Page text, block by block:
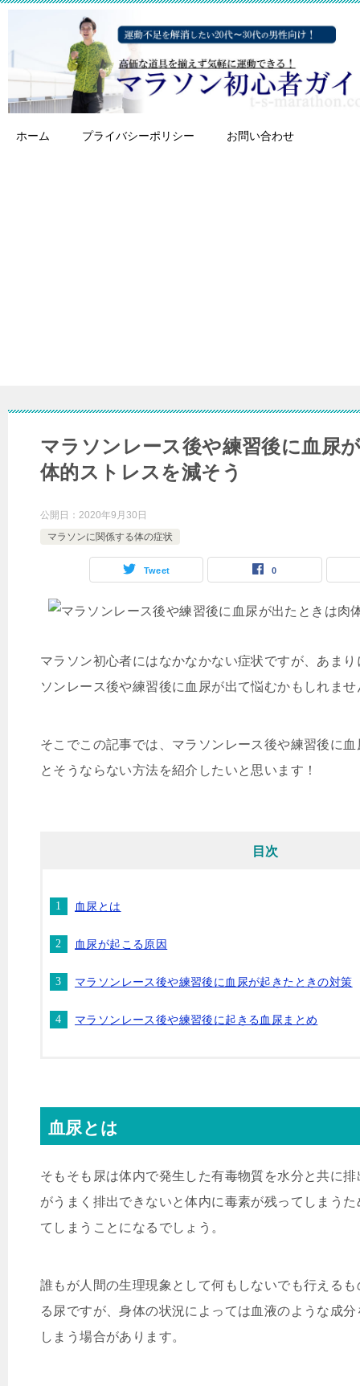
ホーム プライバシーポリシー お問い合わせ
マラソンレース後や練習後に血尿
体的ストレスを減そう
公開日： 2020年9月30日
マラソンに関係する体の症状
Tweet 0
マラソン初心者にはなかなかない症状ですが、あま
ソンレース後や練習後に血尿が出て悩むかもしれませ
そこでこの記事では、マラソンレース後や練習後に
とそうならない方法を紹介したいと思います！
目次
血尿とは
血尿が起こる原因
マラソンレース後や練習後に血尿が起きたときの対策
マラソンレース後や練習後に起きる血尿まとめ
血尿とは
そもそも尿は体内で発生した有毒物質を水分と共に
がうまく排出できないと体内に毒素が残ってしまう
てしまうことになるでしょう。
誰もが人間の生理現象として何もしないでも行える
る尿ですが、身体の状況によっては血液のような成
しまう場合があります。